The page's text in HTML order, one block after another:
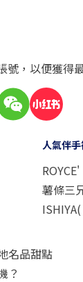
號，以便獲得
人氣伴
ROYCE'
薯條三
名品甜點
？